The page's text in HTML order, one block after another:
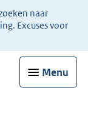
naar
Excuses voor
Menu